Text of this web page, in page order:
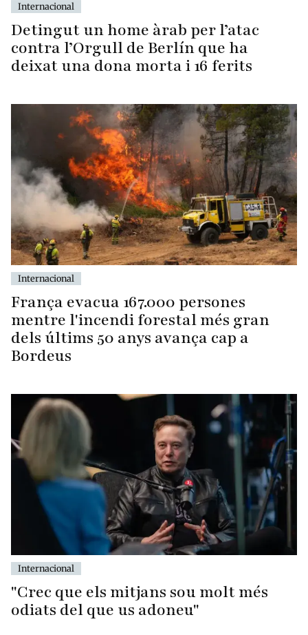
Internacional
Detingut un home àrab per l’atac
contra l’Orgull de Berlín que ha
deixat una dona morta i 16 ferits
Internacional
França evacua 167.000 persones
mentre l'incendi forestal més gran
dels últims 50 anys avança cap a
Bordeus
Internacional
"Crec que els mitjans sou molt més
odiats del que us adoneu"